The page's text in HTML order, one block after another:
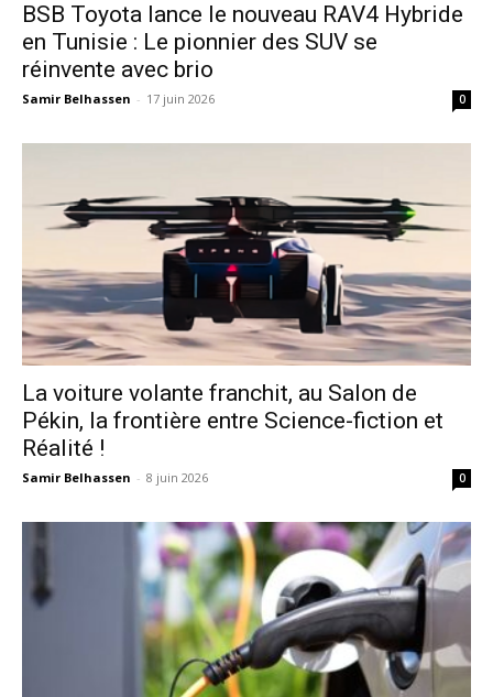
​BSB Toyota lance le nouveau RAV4 Hybride
en Tunisie : Le pionnier des SUV se
réinvente avec brio
Samir Belhassen - 17 juin 2026 0
La voiture volante franchit, au Salon de
Pékin, la frontière entre Science-fiction et
Réalité !
Samir Belhassen - 8 juin 2026 0